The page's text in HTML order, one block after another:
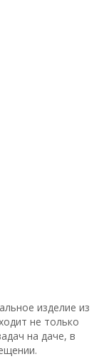
изделие из
не только
на даче, в